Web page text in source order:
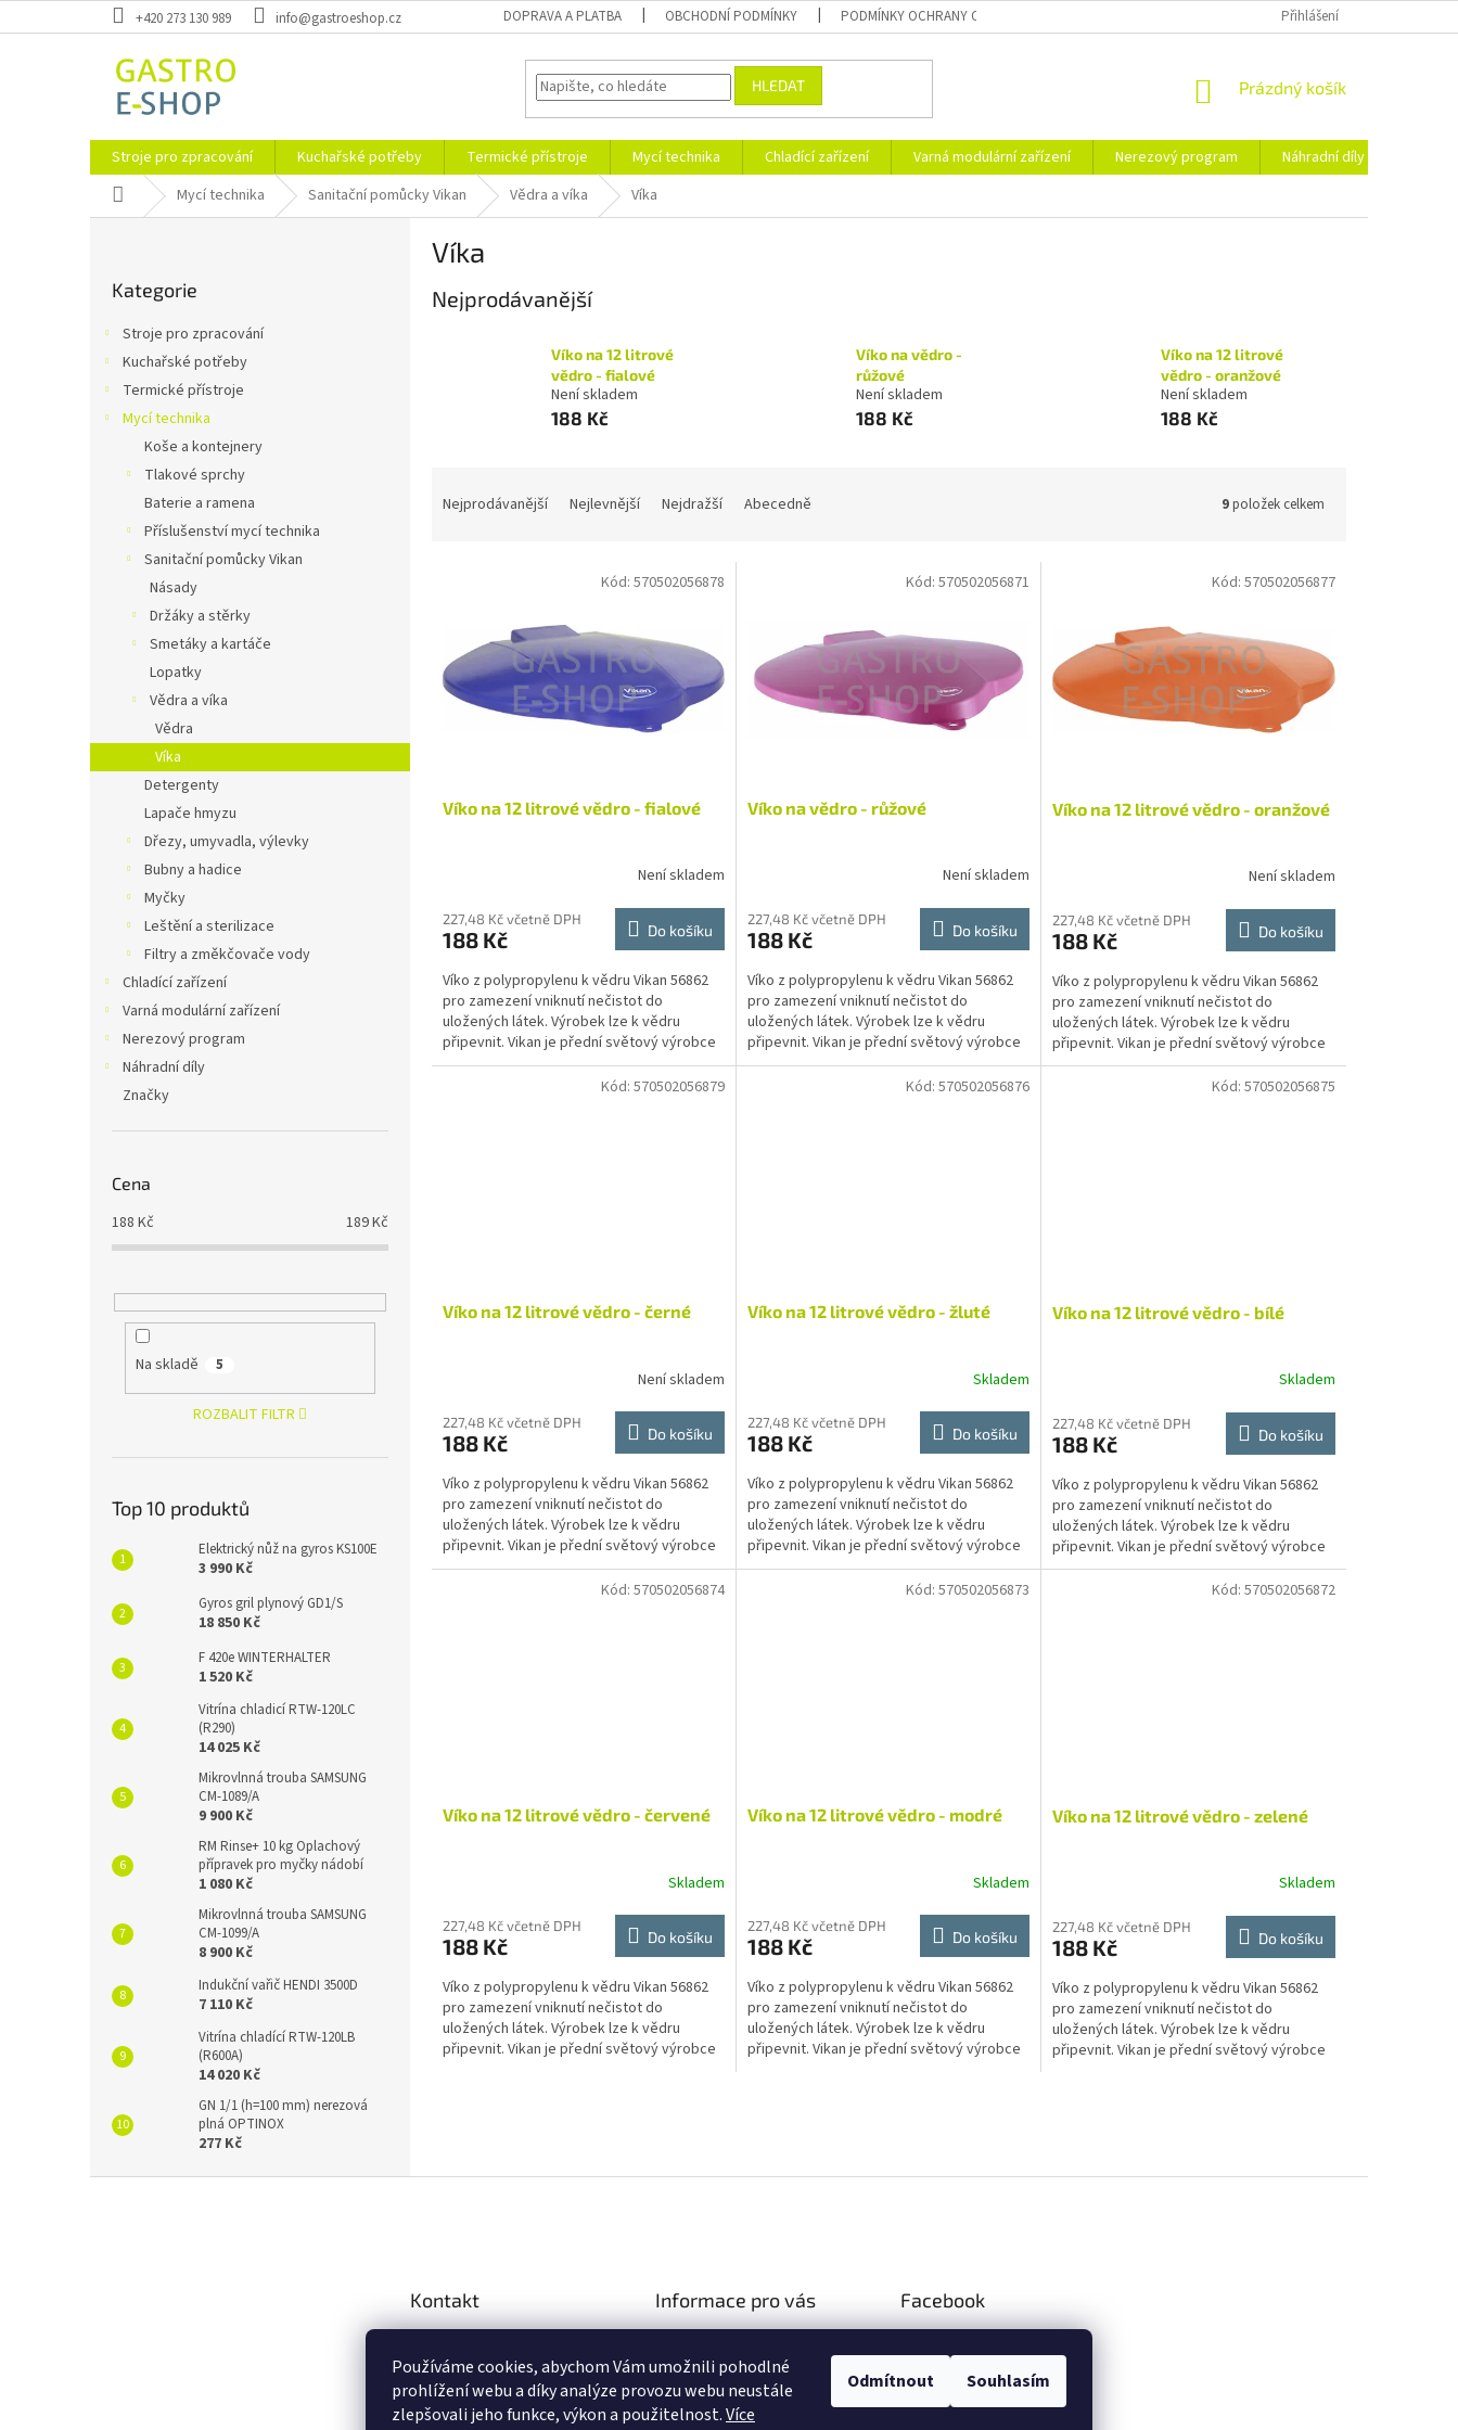
Používáme cookies, abychom Vám umožnili pohodlné
prohlížení webu a díky analýze provozu webu neustále
zlepšovali jeho funkce, výkon a použitelnost.Více
Odmítnout Souhlasím
na
+420 273 130 989 info@gastroeshop.cz DOPRAVA A PLATBA OBCHODNÍ PODMÍNKY PODMÍNKY OCHRANY OSOBNÍCH ÚDAJŮ Přihlášení
HLEDAT
NÁKUPNÍ
Prázdný košík
Stroje pro zpracování Kuchařské potřeby Termické přístroje Mycí technika Chladící zařízení Varná modulární zařízení Nerezový program Náhradní díly
Domů Mycí technika Sanitační pomůcky Vikan Vědra a víka Víka
kategorie
Kategorie
Stroje pro zpracování
Kuchařské potřeby
Termické přístroje
Mycí technika
Koše a kontejnery
Tlakové sprchy
Baterie a ramena
Příslušenství mycí technika
Sanitační pomůcky Vikan
Násady
Držáky a stěrky
Smetáky a kartáče
Lopatky
Vědra a víka
Vědra
Víka
Detergenty
Lapače hmyzu
Dřezy, umyvadla, výlevky
Bubny a hadice
Myčky
Leštění a sterilizace
Filtry a změkčovače vody
Chladící zařízení
Varná modulární zařízení
Nerezový program
Náhradní díly
Značky
Cena
188 Kč 189Kč
Na skladě 5
ROZBALIT FILTR
Top 10 produktů
Elektrický nůž na gyros KS100E
3 990 Kč
Gyros gril plynový GD1/S
18 850 Kč
F 420e WINTERHALTER
1 520 Kč
Vitrína chladicí RTW-120LC
(R290)
14 025 Kč
Mikrovlnná trouba SAMSUNG
CM-1089/A
9 900 Kč
RM Rinse+ 10 kg Oplachový
přípravek pro myčky nádobí
1 080 Kč
Mikrovlnná trouba SAMSUNG
CM-1099/A
8 900 Kč
Indukční vařič HENDI 3500D
7 110 Kč
Vitrína chladící RTW-120LB
(R600A)
14 020 Kč
GN 1/1 (h=100 mm) nerezová
plná OPTINOX
277 Kč
Víka
Nejprodávanější
Víko na 12 litrové
vědro - fialové
Není skladem
188 Kč
Víko na vědro -
růžové
Není skladem
188 Kč
Víko na 12 litrové
vědro - oranžové
Není skladem
188 Kč
Nejprodávanější Nejlevnější Nejdražší Abecedně 9položek celkem
p
Víko na 12 litrové vědro - fialové
Není skladem
227,48 Kč včetně DPH
188 Kč Do košíku
Víko z polypropylenu k vědru Vikan 56862
pro zamezení vniknutí nečistot do
uložených látek. Výrobek lze k vědru
připevnit. Vikan je přední světový výrobce
čistícího nářadí....
Kód: 570502056878
Víko na vědro - růžové
Není skladem
227,48 Kč včetně DPH
188 Kč Do košíku
Víko z polypropylenu k vědru Vikan 56862
pro zamezení vniknutí nečistot do
uložených látek. Výrobek lze k vědru
připevnit. Vikan je přední světový výrobce
čistícího nářadí....
Kód: 570502056871
Víko na 12 litrové vědro - oranžové
Není skladem
227,48 Kč včetně DPH
188 Kč Do košíku
Víko z polypropylenu k vědru Vikan 56862
pro zamezení vniknutí nečistot do
uložených látek. Výrobek lze k vědru
připevnit. Vikan je přední světový výrobce
čistícího nářadí....
Kód: 570502056877
Víko na 12 litrové vědro - černé
Není skladem
227,48 Kč včetně DPH
188 Kč Do košíku
Víko z polypropylenu k vědru Vikan 56862
pro zamezení vniknutí nečistot do
uložených látek. Výrobek lze k vědru
připevnit. Vikan je přední světový výrobce
čistícího nářadí....
Kód: 570502056879
Víko na 12 litrové vědro - žluté
Skladem
227,48 Kč včetně DPH
188 Kč Do košíku
Víko z polypropylenu k vědru Vikan 56862
pro zamezení vniknutí nečistot do
uložených látek. Výrobek lze k vědru
připevnit. Vikan je přední světový výrobce
čistícího nářadí....
Kód: 570502056876
Víko na 12 litrové vědro - bílé
Skladem
227,48 Kč včetně DPH
188 Kč Do košíku
Víko z polypropylenu k vědru Vikan 56862
pro zamezení vniknutí nečistot do
uložených látek. Výrobek lze k vědru
připevnit. Vikan je přední světový výrobce
čistícího nářadí....
Kód: 570502056875
Víko na 12 litrové vědro - červené
Skladem
227,48 Kč včetně DPH
188 Kč Do košíku
Víko z polypropylenu k vědru Vikan 56862
pro zamezení vniknutí nečistot do
uložených látek. Výrobek lze k vědru
připevnit. Vikan je přední světový výrobce
Kód: 570502056874
Víko na 12 litrové vědro - modré
Skladem
227,48 Kč včetně DPH
188 Kč Do košíku
Víko z polypropylenu k vědru Vikan 56862
pro zamezení vniknutí nečistot do
uložených látek. Výrobek lze k vědru
připevnit. Vikan je přední světový výrobce
Kód: 570502056873
Víko na 12 litrové vědro - zelené
Skladem
227,48 Kč včetně DPH
188 Kč Do košíku
Víko z polypropylenu k vědru Vikan 56862
pro zamezení vniknutí nečistot do
uložených látek. Výrobek lze k vědru
připevnit. Vikan je přední světový výrobce
Kód: 570502056872
d
k
v
ý
p
Kontakt
+420 273 130 989
Novinky na Facebooku!
Informace pro vás
Obchodní podmínky
Podmínky ochrany osobních
údajů
Facebook